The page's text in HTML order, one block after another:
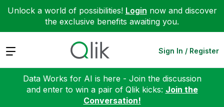
Unlock a world of possibilities! Login now and discover
the exclusive benefits awaiting you.
Expand Sign In / Register
Data Works for AI is here - Join the discussion
and enter to win a pair of Qlik kicks: Join the
Conversation!